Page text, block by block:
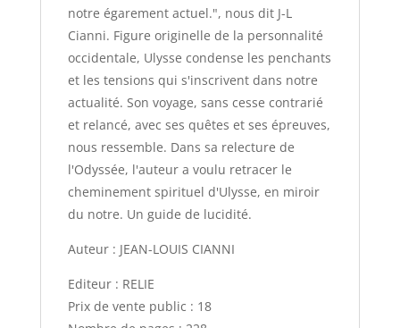
notre égarement actuel.", nous dit J-L
Cianni. Figure originelle de la personnalité
occidentale, Ulysse condense les penchants
et les tensions qui s'inscrivent dans notre
actualité. Son voyage, sans cesse contrarié
et relancé, avec ses quêtes et ses épreuves,
nous ressemble. Dans sa relecture de
l'Odyssée, l'auteur a voulu retracer le
cheminement spirituel d'Ulysse, en miroir
du notre. Un guide de lucidité.
Auteur : JEAN-LOUIS CIANNI
Editeur : RELIE
Prix de vente public : 18